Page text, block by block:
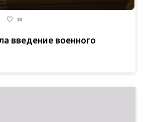
введение военного